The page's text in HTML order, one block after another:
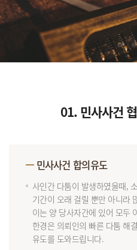
01. 민사사건
민사사건 합의유도
사인간 다툼이 발생하였을때,
기간이 오래 걸릴 뿐만 아니라
이는 양 당사자간에 있어 모두
한경은 의뢰인의 빠른 다툼 해
유도를 도와드립니다.